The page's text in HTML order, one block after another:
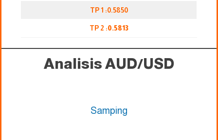
TP 1 :0.5850
TP 2 :0.5813
Analisis AUD/USD
Samping